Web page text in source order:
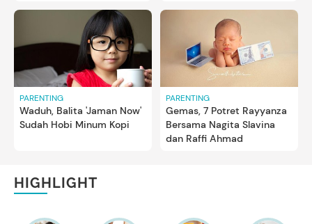
PARENTING
Waduh, Balita 'Jaman Now'
Sudah Hobi Minum Kopi
PARENTING
Gemas, 7 Potret Rayyanza
Bersama Nagita Slavina
dan Raffi Ahmad
HIGHLIGHT